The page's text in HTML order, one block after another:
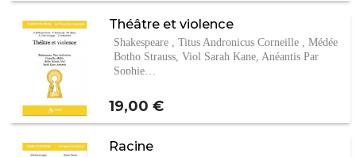
Théâtre et violence
Shakespeare , Titus Andronicus Corneille , Médée
Botho Strauss, Viol Sarah Kane, Anéantis Par
Sophie…
Prix
19,00 €
Racine